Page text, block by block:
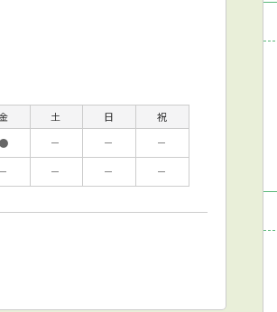
土 日
祝
● － －
－
－ － － －